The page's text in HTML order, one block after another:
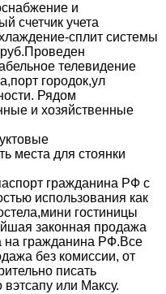
и
счетчик учета
сплит системы
телевидение
городок,ул
Рядом
и хозяйственные
места для стоянки
гражданина РФ с
использования как
гостиницы
законная продажа
на гражданина РФ.Все
без комиссии, от
писать
или Максу.